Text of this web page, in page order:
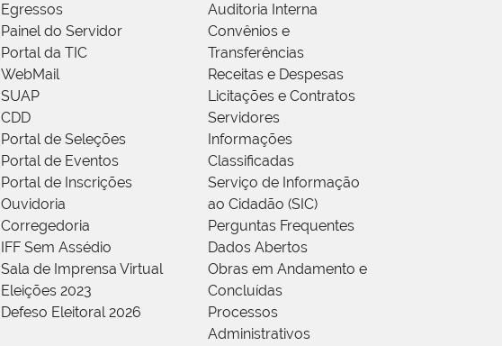
Egressos
Painel do Servidor
Portal da TIC
WebMail
SUAP
CDD
Portal de Seleções
Portal de Eventos
Portal de Inscrições
Ouvidoria
Corregedoria
IFF Sem Assédio
Sala de Imprensa Virtual
Eleições 2023
Defeso Eleitoral 2026
Auditoria Interna
Convênios e
Transferências
Receitas e Despesas
Licitações e Contratos
Servidores
Informações
Classificadas
Serviço de Informação
ao Cidadão (SIC)
Perguntas Frequentes
Dados Abertos
Obras em Andamento e
Concluídas
Processos
Administrativos